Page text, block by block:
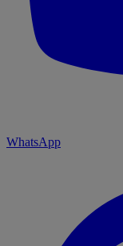
WhatsApp